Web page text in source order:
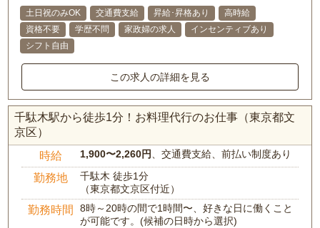
土日祝のみOK 交通費支給 昇給･昇格あり
高時給
資格不要
学歴不問 家政婦の求人
インセンティブあり
シフト自由
この求人の詳細を見る
千駄木駅から徒歩1分！お料理代行のお仕事（東京都文
京区）
時給 1,900〜2,260円、交通費支給、前払い制度あり
勤務地
千駄木 徒歩1分
（東京都文京区付近）
勤務時間
8時～20時の間で1時間〜、好きな日に働くこと
が可能です。(候補の日時から選択)